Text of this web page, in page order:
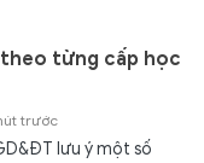
từng cấp học
trước
lưu ý một số